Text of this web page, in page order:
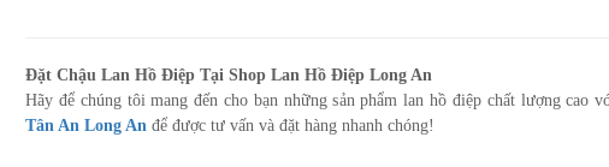
Đặt Chậu Lan Hồ Điệp Tại Shop Lan Hồ Điệp Long An
Hãy để chúng tôi mang đến cho bạn những sản phẩm lan hồ điệp chất lượng cao
Tân An Long An để được tư vấn và đặt hàng nhanh chóng!